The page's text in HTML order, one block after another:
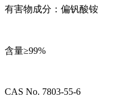
有害物成分：偏钒酸铵
含量≥99%
CAS No. 7803-55-6